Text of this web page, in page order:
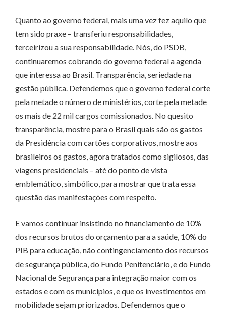
Quanto ao governo federal, mais uma vez fez aquilo que
tem sido praxe – transferiu responsabilidades,
terceirizou a sua responsabilidade. Nós, do PSDB,
continuaremos cobrando do governo federal a agenda
que interessa ao Brasil. Transparência, seriedade na
gestão pública. Defendemos que o governo federal corte
pela metade o número de ministérios, corte pela metade
os mais de 22 mil cargos comissionados. No quesito
transparência, mostre para o Brasil quais são os gastos
da Presidência com cartões corporativos, mostre aos
brasileiros os gastos, agora tratados como sigilosos, das
viagens presidenciais – até do ponto de vista
emblemático, simbólico, para mostrar que trata essa
questão das manifestações com respeito.
E vamos continuar insistindo no financiamento de 10%
dos recursos brutos do orçamento para a saúde, 10% do
PIB para educação, não contingenciamento dos recursos
de segurança pública, do Fundo Penitenciário, e do Fundo
Nacional de Segurança para integração maior com os
estados e com os municípios, e que os investimentos em
mobilidade sejam priorizados. Defendemos que o